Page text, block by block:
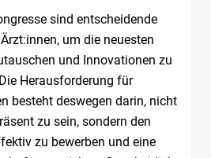
sind entscheidende
um die neuesten
und Innovationen zu
Herausforderung für
besteht deswegen darin, nicht
zu sein, sondern den
zu bewerben und eine